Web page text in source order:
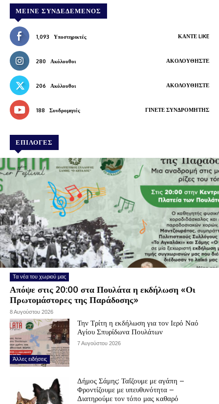
ΜΕΊΝΕ ΣΥΝΔΕΔΕΜΈΝΟΣ
1,093 Υποστηρικτές ΚΆΝΤΕ LIKE
280 Ακόλουθοι ΑΚΟΛΟΥΘΉΣΤΕ
206 Ακόλουθοι ΑΚΟΛΟΥΘΉΣΤΕ
188 Συνδρομητές ΓΊΝΕΤΕ ΣΥΝΔΡΟΜΗΤΉΣ
ΕΠΙΛΟΓΕΣ
Τα νέα του χωριού μας
Απόψε στις 20:00 στα Πουλάτα η εκδήλωση «Οι
Πρωτομάστορες της Παράδοσης»
8 Αυγούστου 2026
Άλλες ειδήσεις
Την Τρίτη η εκδήλωση για τον Ιερό Ναό
Αγίου Σπυρίδωνα Πουλάτων
7 Αυγούστου 2026
Δήμος Σάμης: Ταΐζουμε με αγάπη –
Φροντίζουμε με υπευθυνότητα –
Διατηρούμε τον τόπο μας καθαρό